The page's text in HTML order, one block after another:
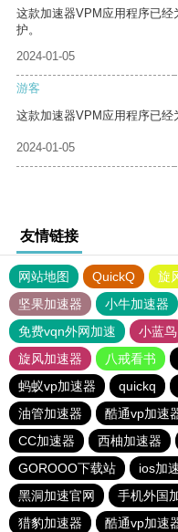
这款加速器VPM应用程序已
护。
2024-01-05
游客
这款加速器VPM应用程序已经
2024-01-05
友情链接
网站地图 QuickQ 旋
坚果加速器
小牛加速器
免费vqn外网加速
小蓝鸟
旋风加速器
八戒看书
蚂蚁vp加速器
quickq
油管加速器
酷通vp加速
CC加速器
西柚加速器
GOROOO下载站
ios加
黑洞加速官网
手机外国
猎豹加速器
酷通vp加速